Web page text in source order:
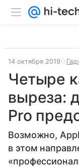
14 октября 2019
Четыре
выреза:
Pro
Возможно,
в этом